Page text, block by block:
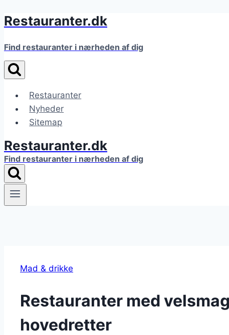
Fortsæt
indhold
Restauranter.dk
Find restauranter i nærheden af dig
Restauranter
Nyheder
Sitemap
Restauranter.dk
Find restauranter i nærheden af dig
Mad & drikke
Restauranter med
hovedretter